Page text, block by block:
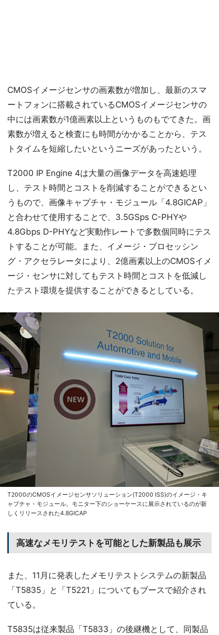
CMOSイメージセンサの画素数が増加し、最新のスマ
ートフォンに搭載されているCMOSイメージセンサの
中には画素数が1億画素以上というものもでてきた。画
素数が増えると検査にも時間がかかることから、テス
トタイムを短縮したいというニーズがあったという。
T2000 IP Engine 4は大量の画像データを高速処理
し、テスト時間とコストを削減することができるとい
うもので、画像キャプチャ・モジュール「4.8GICAP」
と合わせて使用することで、3.5GSps C-PHYや
4.8Gbps D-PHYなど実動作レートで多数個同時にテス
トすることが可能。また、イメージ・プロセッシン
グ・アクセラレータにより、2億画素以上のCMOSイメ
ージ・センサに対してもテスト時間とコストを低減し
たテスト環境を提供することができるとしている。
T2000のCMOSイメージセンサソリューション(T2000 ISS)のイメージ・キ
ャプチャ・モジュール。モニター下のショーケースに展示されているのが新
しくリリースされた4.8GICAP
高速なメモリテストを可能とした新製品も展示
また、11月に発表したメモリテストシステムの新製品
「T5835」と「T5221」についてもブースで紹介され
ている。
T5835は従来製品「T5833」の後継機として、同製品